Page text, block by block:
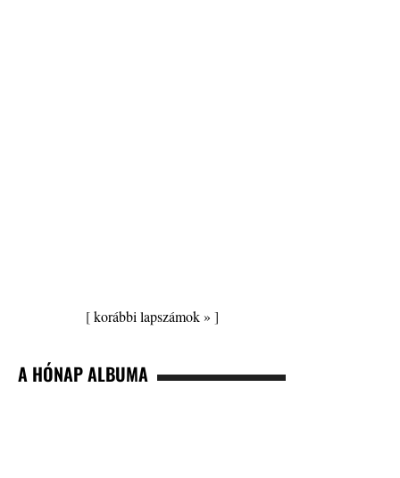
[korábbi lapszámok » ]
A HÓNAP ALBUMA